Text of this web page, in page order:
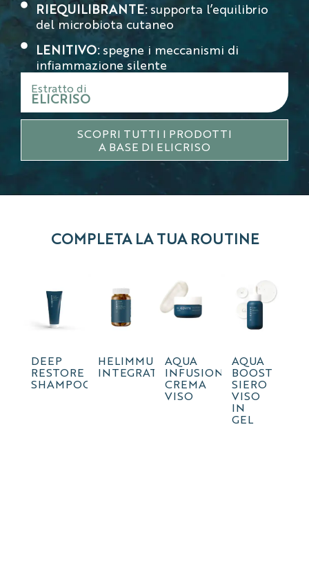
RIEQUILIBRANTE:supporta l’equilibrio
del microbiota cutaneo
LENITIVO:spegne i meccanismi di
infiammazione silente
Estratto di
ELICRISO
SCOPRI TUTTI I PRODOTTI
A BASE DI ELICRISO
COMPLETA LA TUA ROUTINE
DEEP
RESTORE
SHAMPOO
HELIMMUNE
INTEGRATORE
AQUA
INFUSION
CREMA
VISO
AQUA
BOOST
SIERO
VISO
IN
GEL